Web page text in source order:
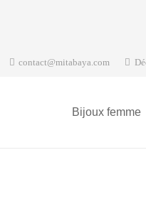
contact@mitabaya.com
Bijoux femme